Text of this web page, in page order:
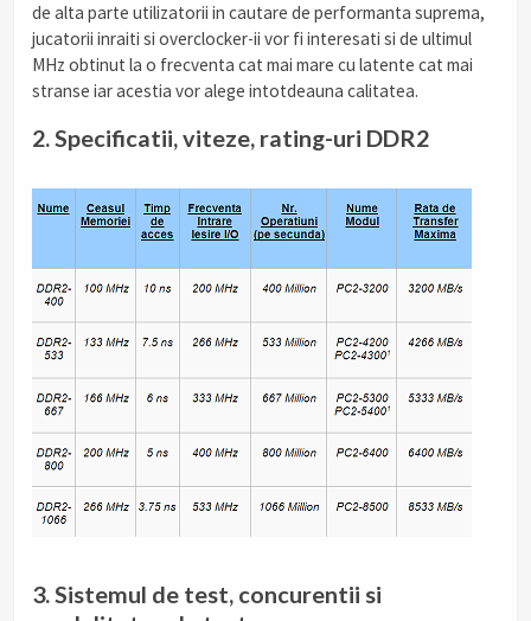
de alta parte utilizatorii in cautare de performanta suprema,
jucatorii inraiti si overclocker-ii vor fi interesati si de ultimul
MHz obtinut la o frecventa cat mai mare cu latente cat mai
stranse iar acestia vor alege intotdeauna calitatea.
2. Specificatii, viteze, rating-uri DDR2
3. Sistemul de test, concurentii si